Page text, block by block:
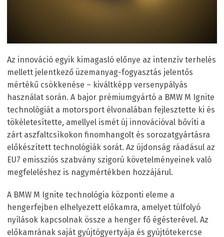
Az innováció egyik kimagasló előnye az intenzív terhelés
mellett jelentkező üzemanyag-fogyasztás jelentős
mértékű csökkenése – kiváltképp versenypályás
használat során. A bajor prémiumgyártó a BMW M Ignite
technológiát a motorsport élvonalában fejlesztette ki és
tökéletesítette, amellyel ismét új innovációval bővíti a
zárt aszfaltcsíkokon finomhangolt és sorozatgyártásra
előkészített technológiák sorát. Az újdonság ráadásul az
EU7 emissziós szabvány szigorú követelményeinek való
megfeleléshez is nagymértékben hozzájárul.
A BMW M Ignite technológia központi eleme a
hengerfejben elhelyezett előkamra, amelyet túlfolyó
nyílások kapcsolnak össze a henger fő égésterével. Az
előkamrának saját gyújtógyertyája és gyújtótekercse